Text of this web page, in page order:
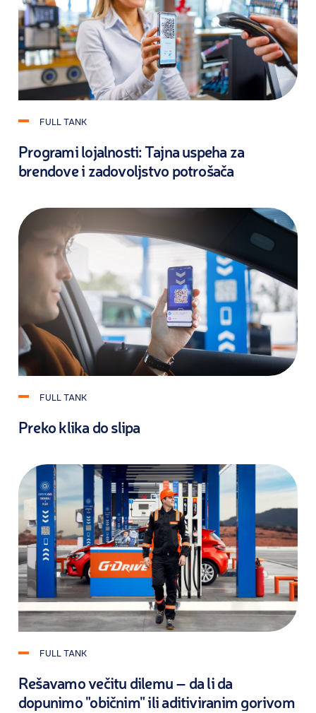
FULL TANK
Programi lojalnosti: Tajna uspeha za
brendove i zadovoljstvo potrošača
FULL TANK
Preko klika do slipa
FULL TANK
Rešavamo večitu dilemu – da li da
dopunimo "običnim" ili aditiviranim gorivom